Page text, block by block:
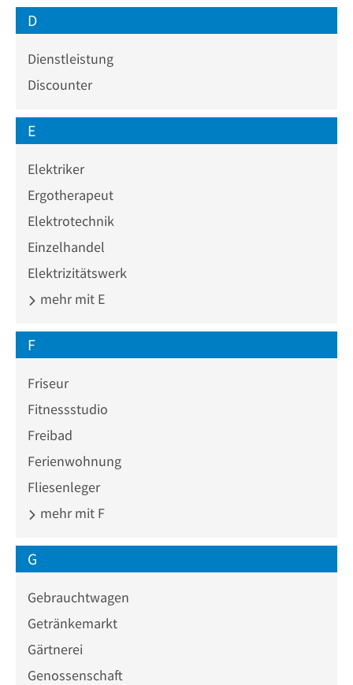
D
Dienstleistung
Discounter
E
Elektriker
Ergotherapeut
Elektrotechnik
Einzelhandel
Elektrizitätswerk
mehr mit E
F
Friseur
Fitnessstudio
Freibad
Ferienwohnung
Fliesenleger
mehr mit F
G
Gebrauchtwagen
Getränkemarkt
Gärtnerei
Genossenschaft